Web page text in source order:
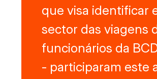
que visa identificar
sector das viagens
funcionários da
- participaram este